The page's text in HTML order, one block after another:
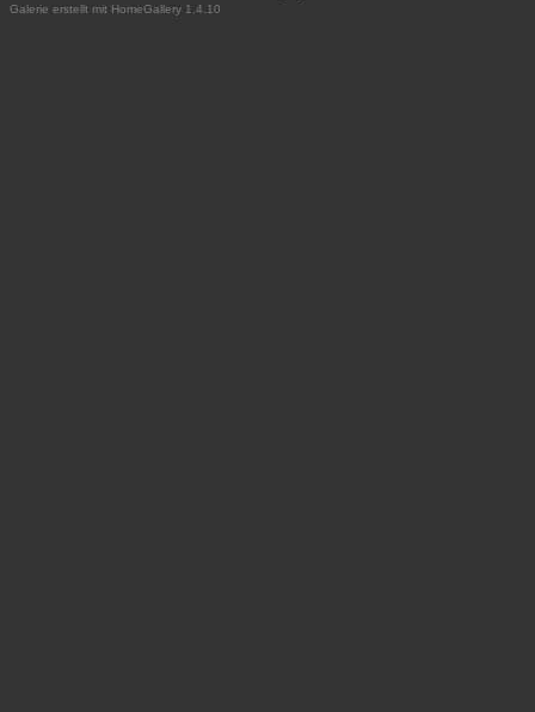
Galerie erstellt mit HomeGallery 1.4.10